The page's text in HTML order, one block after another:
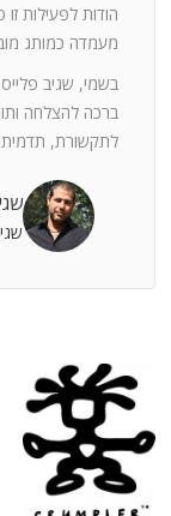
הודות לפעילות
מעמדה כמותג
בשמי, שגיב
ברכה להצלחה
לתקשורת, תדמית